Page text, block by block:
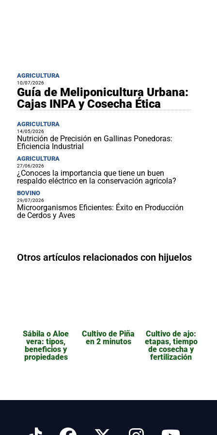
AGRICULTURA
10/07/2026
Guía de Meliponicultura Urbana:
Cajas INPA y Cosecha Ética
AGRICULTURA
14/05/2026
Nutrición de Precisión en Gallinas Ponedoras:
Eficiencia Industrial
AGRICULTURA
27/06/2026
¿Conoces la importancia que tiene un buen
respaldo eléctrico en la conservación agrícola?
BOVINO
29/07/2026
Microorganismos Eficientes: Éxito en Producción
de Cerdos y Aves
Otros artículos relacionados con hijuelos
Sábila o Aloe
vera: tipos,
beneficios y
propiedades
Cultivo de Piña
en 2 minutos
Cultivo de ajo:
etapas, tiempo
de cosecha y
fertilización